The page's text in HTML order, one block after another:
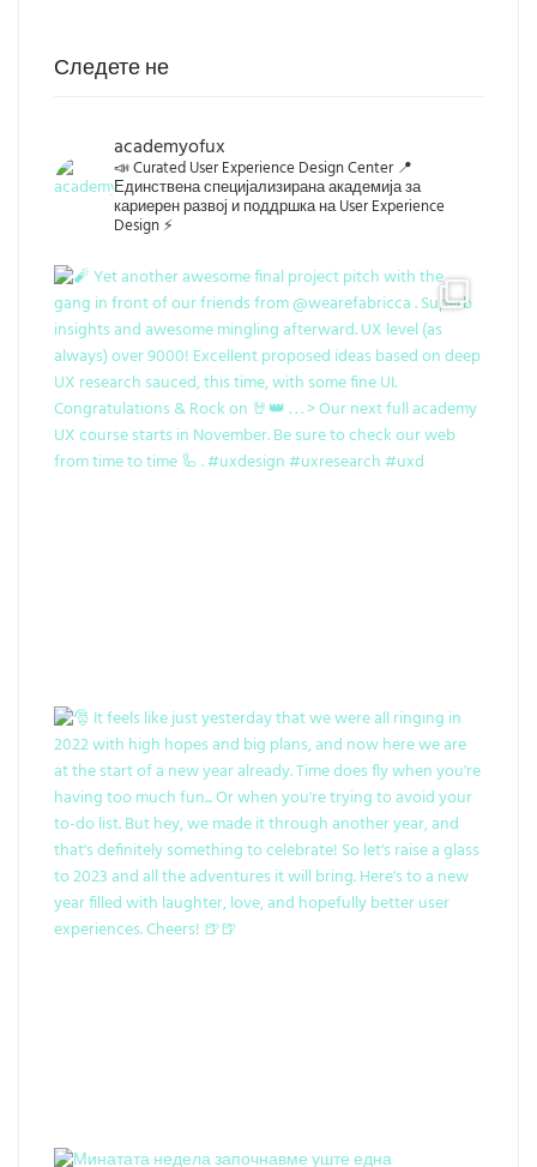
Следете не
academyofux
📣 Curated User Experience Design Center 📍
Единствена специјализирана академија за
кариерен развој и поддршка на User Experience
Design ⚡️